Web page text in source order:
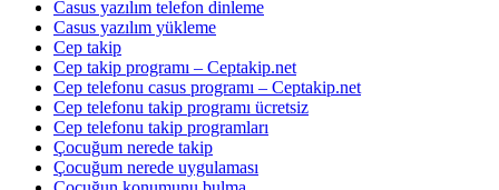
Casus yazılım telefon dinleme
Casus yazılım yükleme
Cep takip
Cep takip programı – Ceptakip.net
Cep telefonu casus programı – Ceptakip.net
Cep telefonu takip programı ücretsiz
Cep telefonu takip programları
Çocuğum nerede takip
Çocuğum nerede uygulaması